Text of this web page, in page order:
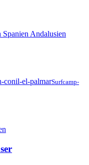
Surfcamp-